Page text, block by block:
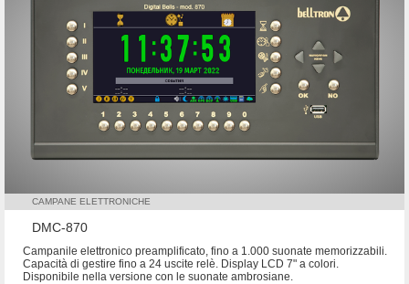
CAMPANE ELETTRONICHE
DMC-870
Campanile elettronico preamplificato, fino a 1.000 suonate memorizzabili.
Capacità di gestire fino a 24 uscite relè. Display LCD 7" a colori.
Disponibile nella versione con le suonate ambrosiane.